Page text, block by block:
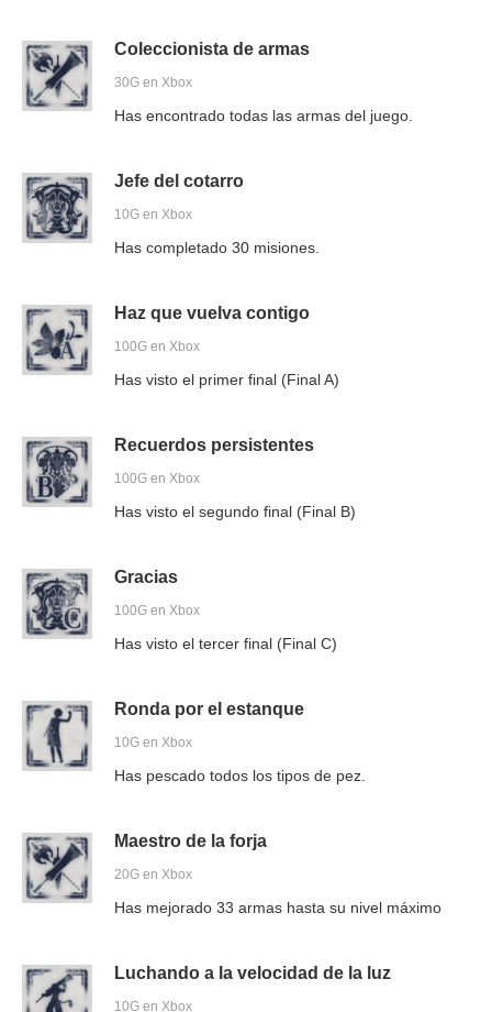
Coleccionista de armas
30G en Xbox
Has encontrado todas las armas del juego.
Jefe del cotarro
10G en Xbox
Has completado 30 misiones.
Haz que vuelva contigo
100G en Xbox
Has visto el primer final (Final A)
Recuerdos persistentes
100G en Xbox
Has visto el segundo final (Final B)
Gracias
100G en Xbox
Has visto el tercer final (Final C)
Ronda por el estanque
10G en Xbox
Has pescado todos los tipos de pez.
Maestro de la forja
20G en Xbox
Has mejorado 33 armas hasta su nivel máximo
Luchando a la velocidad de la luz
10G en Xbox